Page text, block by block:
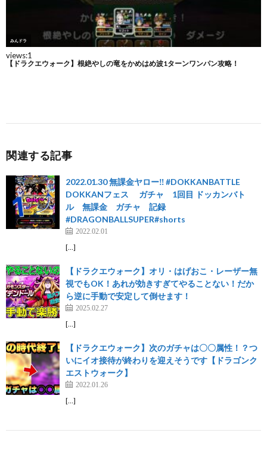
関連する記事
2022.01.30 無課金ヤロー‼️ #DOKKANBATTLE
DOKKANフェス ガチャ 1回目 ドッカンバト
ル 無課金 ガチャ 記録
#DRAGONBALLSUPER#shorts
2022.02.01
[…]
【ドラクエウォーク】オリ・はげおこ・レーザー無
視でもOK！あれが効きすぎてやることない！だか
ら逆に手動で安定して倒せます！
2025.02.27
[…]
【ドラクエウォーク】次のガチャは〇〇属性！？つ
いにイオ接待が終わりを迎えそうです【ドラゴンク
エストウォーク】
2022.01.26
[…]